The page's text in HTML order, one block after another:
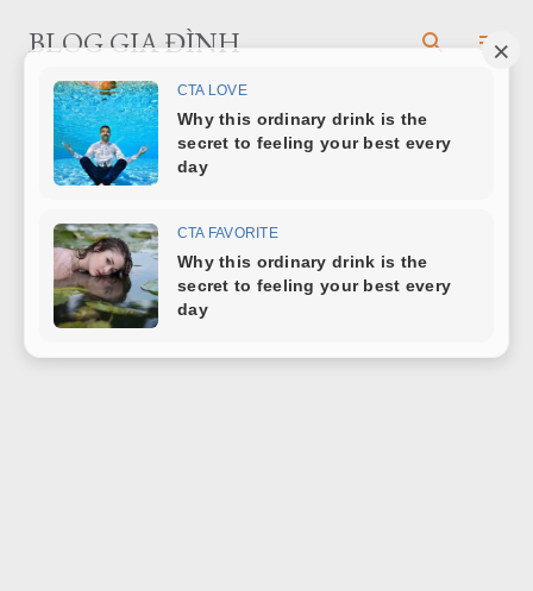
Chuyển đến nội dung chính
BLOG GIA ĐÌNH